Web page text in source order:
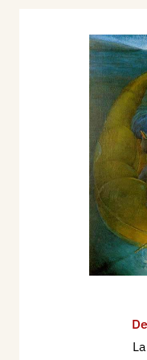
completo artista,
sempre a
Non sono molti
come lui, sono
fruttuosamente
passato remoto
Simone Martini,
via) giunge fino a
meditato rigore
profondamente
metaforicità
La qualità